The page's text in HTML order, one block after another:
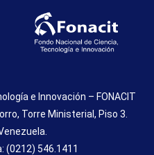
e Innovación – FONACIT
Torre Ministerial, Piso 3.
(0212) 546.1411